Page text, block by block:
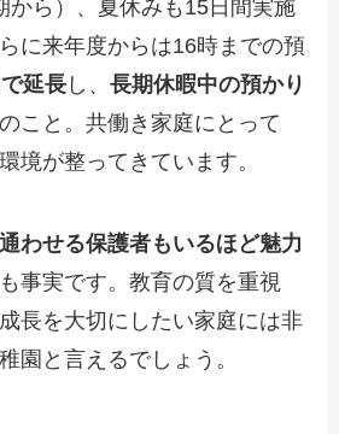
から）、夏休みも15日間実施
に来年度からは16時までの預
延長 し、長期休暇中の預かり
こと。共働き家庭にとって
境が整ってきています。
わせる保護者もいるほど魅力
事実です。教育の質を重視
長を大切にしたい家庭には非
園と言えるでしょう。